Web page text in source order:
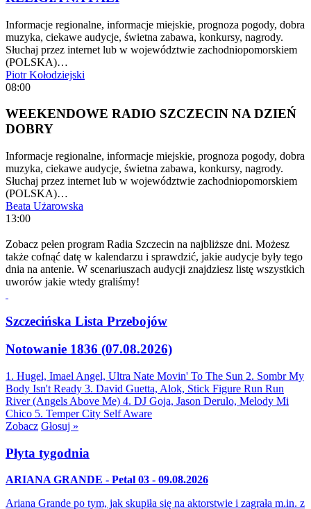
Informacje regionalne, informacje miejskie, prognoza pogody, dobra
muzyka, ciekawe audycje, świetna zabawa, konkursy, nagrody.
Słuchaj przez internet lub w województwie zachodniopomorskiem
(POLSKA)…
Piotr Kołodziejski
08:00
WEEKENDOWE RADIO SZCZECIN NA DZIEŃ
DOBRY
Informacje regionalne, informacje miejskie, prognoza pogody, dobra
muzyka, ciekawe audycje, świetna zabawa, konkursy, nagrody.
Słuchaj przez internet lub w województwie zachodniopomorskiem
(POLSKA)…
Beata Użarowska
13:00
Zobacz pełen program Radia Szczecin na najbliższe dni. Możesz
także cofnąć datę w kalendarzu i sprawdzić, jakie audycje były tego
dnia na antenie. W scenariuszach audycji znajdziesz listę wszystkich
uworów jakie wtedy graliśmy!
Szczecińska Lista Przebojów
Notowanie 1836 (07.08.2026)
1. Hugel, Imael Angel, Ultra Nate Movin' To The Sun 2. Sombr My
Body Isn't Ready 3. David Guetta, Alok, Stick Figure Run Run
River (Angels Above Me) 4. DJ Goja, Jason Derulo, Melody Mi
Chico 5. Temper City Self Aware
Zobacz Głosuj »
Płyta tygodnia
ARIANA GRANDE - Petal 03 - 09.08.2026
Ariana Grande po tym, jak skupiła się na aktorstwie i zagrała m.in. z